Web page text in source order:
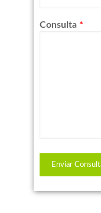
Consulta *